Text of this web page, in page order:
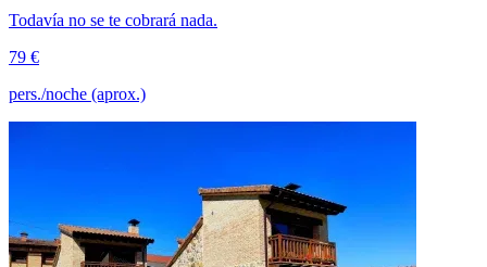
Todavía no se te cobrará nada.
79 €
pers./noche (aprox.)